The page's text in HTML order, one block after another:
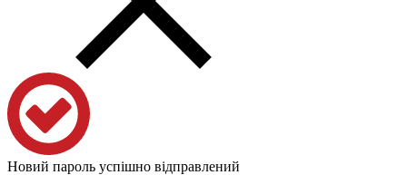
Новий пароль успішно відправлений